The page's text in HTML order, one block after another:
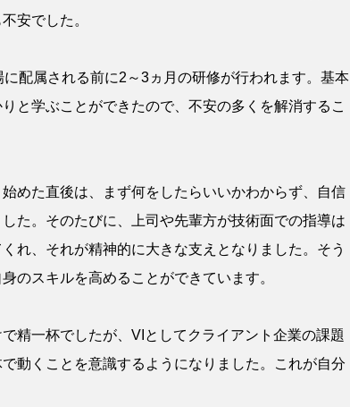
安でした。
配属される前に2～3ヵ月の研修が行われます。基本
と学ぶことができたので、不安の多くを解消するこ
めた直後は、まず何をしたらいいかわからず、自信
た。そのたびに、上司や先輩方が技術面での指導は
れ、それが精神的に大きな支えとなりました。そう
のスキルを高めることができています。
精一杯でしたが、VIとしてクライアント企業の課題
動くことを意識するようになりました。これが自分